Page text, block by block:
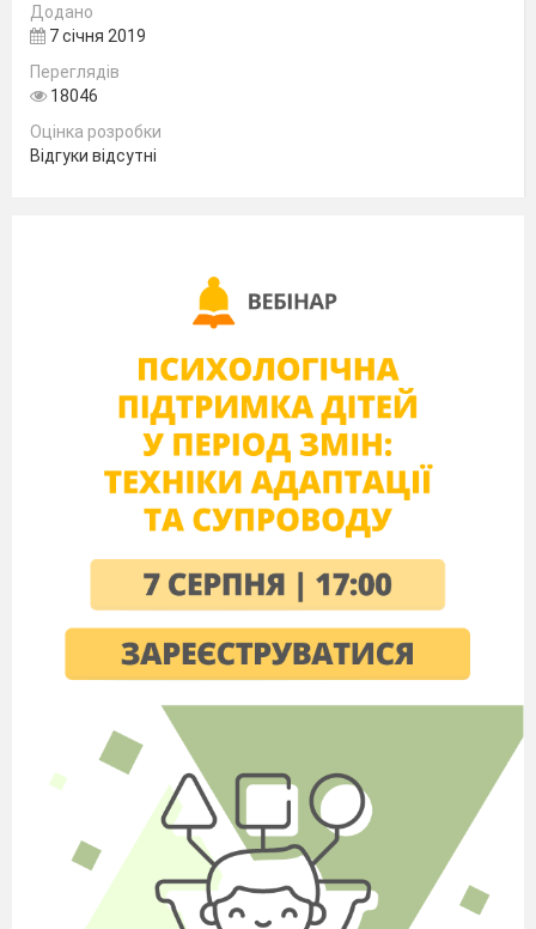
слова
Диктант №2
Марія Примаченко
Марія Примаченко — майстер
українського декоративного мистецтва. На
ґрунті народного декоративного малярства
вона створила власний фантастичний світ.
Художниця використовувала акварель і
гуаш, які надавали соковитості й щільності
зображенням квітів, птахів, звірів,
орнаментів, сценок із народного життя.
Справжнім шедевром у серії про
Додано
7 січня 2019
Переглядів
18046
Оцінка розробки
Відгуки відсутні